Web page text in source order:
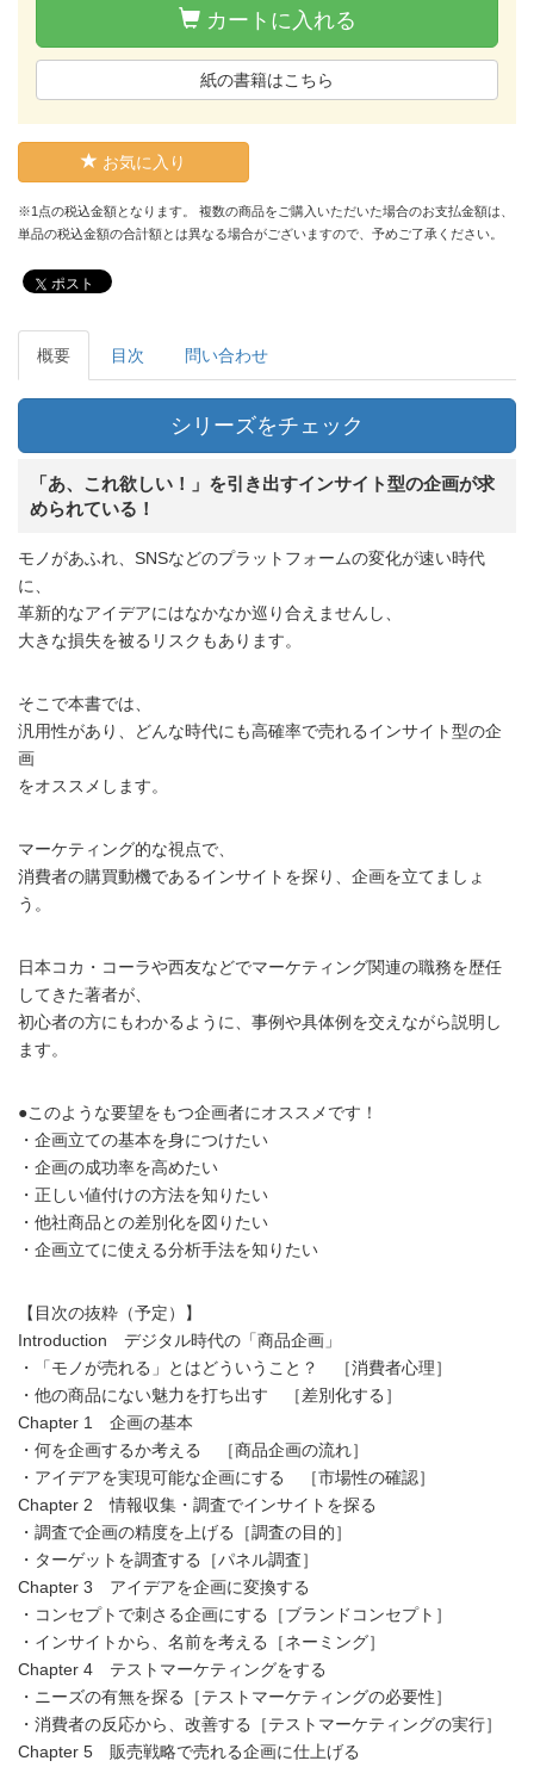
カートに入れる
紙の書籍はこちら
お気に入り
※1点の税込金額となります。 複数の商品をご購入いただいた場合のお支払金額は、
単品の税込金額の合計額とは異なる場合がございますので、予めご了承ください。
ポスト
概要 目次 問い合わせ
シリーズをチェック
「あ、これ欲しい！」を引き出すインサイト型の企画が求
められている！
モノがあふれ、SNSなどのプラットフォームの変化が速い時代
に、
革新的なアイデアにはなかなか巡り合えませんし、
大きな損失を被るリスクもあります。
そこで本書では、
汎用性があり、どんな時代にも高確率で売れるインサイト型の企
画
をオススメします。
マーケティング的な視点で、
消費者の購買動機であるインサイトを探り、企画を立てましょ
う。
日本コカ・コーラや西友などでマーケティング関連の職務を歴任
してきた著者が、
初心者の方にもわかるように、事例や具体例を交えながら説明し
ます。
●このような要望をもつ企画者にオススメです！
・企画立ての基本を身につけたい
・企画の成功率を高めたい
・正しい値付けの方法を知りたい
・他社商品との差別化を図りたい
・企画立てに使える分析手法を知りたい
【目次の抜粋（予定）】
Introduction デジタル時代の「商品企画」
・「モノが売れる」とはどういうこと？ ［消費者心理］
・他の商品にない魅力を打ち出す ［差別化する］
Chapter 1 企画の基本
・何を企画するか考える ［商品企画の流れ］
・アイデアを実現可能な企画にする ［市場性の確認］
Chapter 2 情報収集・調査でインサイトを探る
・調査で企画の精度を上げる［調査の目的］
・ターゲットを調査する［パネル調査］
Chapter 3 アイデアを企画に変換する
・コンセプトで刺さる企画にする［ブランドコンセプト］
・インサイトから、名前を考える［ネーミング］
Chapter 4 テストマーケティングをする
・ニーズの有無を探る［テストマーケティングの必要性］
・消費者の反応から、改善する［テストマーケティングの実行］
Chapter 5 販売戦略で売れる企画に仕上げる